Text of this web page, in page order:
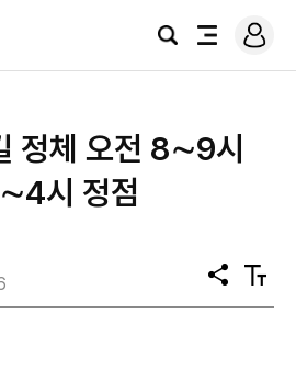
검
전
로
그
정체 오전 8∼9시
시 정점
공
유
텍
스